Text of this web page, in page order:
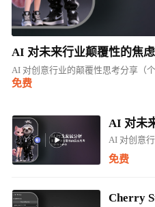
AI 对未来行业颠覆性的焦虑
AI 对创意行业的颠覆性思考分享（
免费
免费